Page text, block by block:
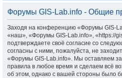
Форумы GIS-Lab.info - Общие
Заходя на конференцию «Форумы GIS-
«наш», «Форумы GIS-Lab.info», «https://
подтверждаете своё согласие со
согласны с ними, пожалуйста, не
«Форумы GIS-Lab.info». Мы оставляем
правила в любое время и сделаем всё
об этом, однако с вашей стороны было